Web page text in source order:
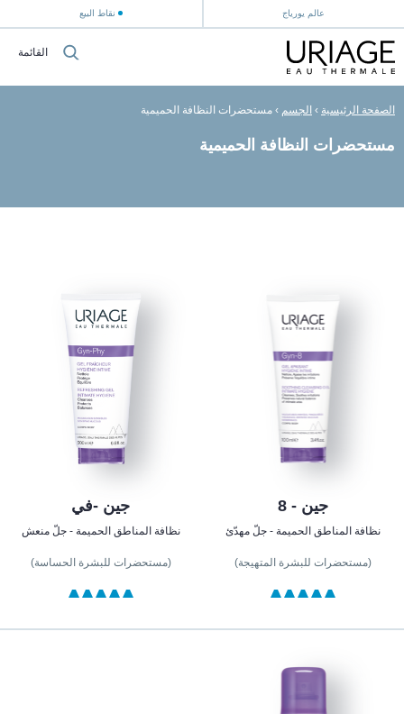
عالم يورياج نقاط البيع
القائمة
الصفحة الرئيسية › الجسم › مستحضرات النظافة الحميمية
مستحضرات النظافة الحميمية
جين - 8
نظافة المناطق الحميمة - جلّ مهدّئ
(مستحضرات للبشرة المتهيجة)
جين -في
نظافة المناطق الحميمة - جلّ منعش
(مستحضرات للبشرة الحساسة)